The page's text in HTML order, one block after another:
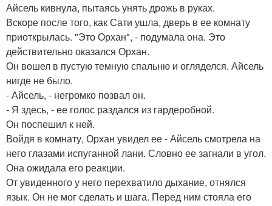
Айсель кивнула, пытаясь унять дрожь в руках.
Вскоре после того, как Сати ушла, дверь в ее комнату
приоткрылась. "Это Орхан", - подумала она. Это
действительно оказался Орхан.
Он вошел в пустую темную спальню и огляделся. Айсель
нигде не было.
- Айсель, - негромко позвал он.
- Я здесь, - ее голос раздался из гардеробной.
Он поспешил к ней.
Войдя в комнату, Орхан увидел ее - Айсель смотрела на
него глазами испуганной лани. Словно ее загнали в угол.
Она ожидала его реакции.
От увиденного у него перехватило дыхание, отнялся
язык. Он не мог сделать и шага. Перед ним стояла его